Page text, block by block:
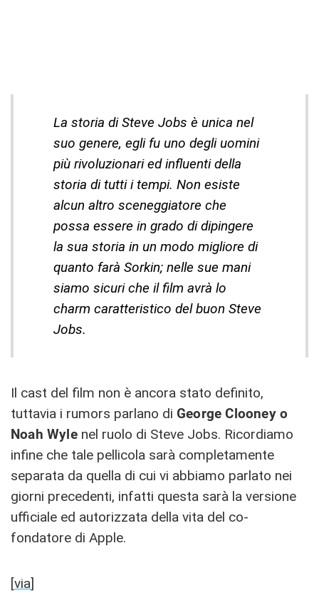
La storia di Steve Jobs è unica nel
suo genere, egli fu uno degli uomini
più rivoluzionari ed influenti della
storia di tutti i tempi. Non esiste
alcun altro sceneggiatore che
possa essere in grado di dipingere
la sua storia in un modo migliore di
quanto farà Sorkin; nelle sue mani
siamo sicuri che il film avrà lo
charm caratteristico del buon Steve
Jobs.
Il cast del film non è ancora stato definito,
tuttavia i rumors parlano di George Clooney o
Noah Wylenel ruolo di Steve Jobs. Ricordiamo
infine che tale pellicola sarà completamente
separata da quella di cui vi abbiamo parlato nei
giorni precedenti, infatti questa sarà la versione
ufficiale ed autorizzata della vita del co-
fondatore di Apple.
[via]